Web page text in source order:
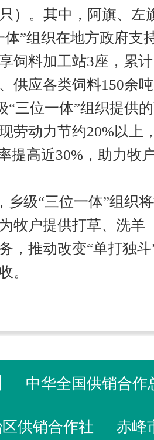
）。其中，阿旗、左
体”组织在地方政府支
饲料加工站3座，累
供应各类饲料150余
“三位一体”组织提供
劳动力节约20%以上
提高近30%，助力牧
乡级“三位一体”组织
牧户提供打草、洗羊
，推动改变“单打独
。
中华全国供销合作
供销合作社 赤峰